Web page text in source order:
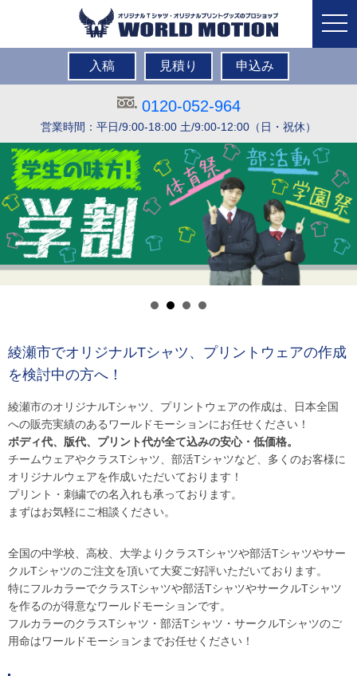
入稿 見積り 申込み
0120-052-964
営業時間：平日/9:00-18:00 土/9:00-12:00（日・祝休）
綾瀬市でオリジナルTシャツ、プリントウェアの作成
を検討中の方へ！
綾瀬市のオリジナルTシャツ、プリントウェアの作成は、日本全国
への販売実績のあるワールドモーションにお任せください！
ボディ代、版代、プリント代が全て込みの安心・低価格。
チームウェアやクラスTシャツ、部活Tシャツなど、多くのお客様に
オリジナルウェアを作成いただいております！
プリント・刺繍での名入れも承っております。
まずはお気軽にご相談ください。
全国の中学校、高校、大学よりクラスTシャツや部活Tシャツやサー
クルTシャツのご注文を頂いて大変ご好評いただいております。
特にフルカラーでクラスTシャツや部活TシャツやサークルTシャツ
を作るのが得意なワールドモーションです。
フルカラーのクラスTシャツ・部活Tシャツ・サークルTシャツのご
用命はワールドモーションまでお任せください！